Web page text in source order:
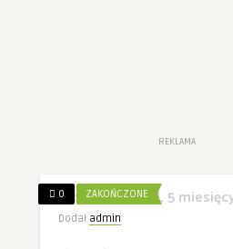
REKLAMA
0 ZAKOŃCZONE
Promocja TIDAL 5
Dodał admin